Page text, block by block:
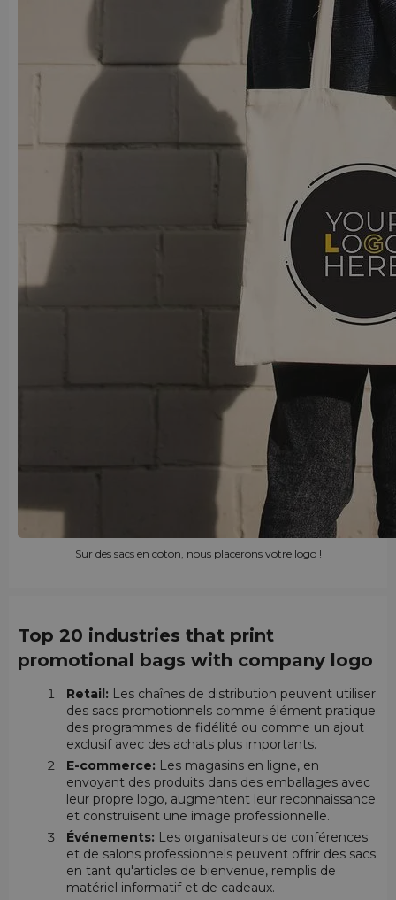
Sur des sacs en coton, nous placerons votre logo !
Top 20 industries that print
promotional bags with company logo
Retail: Les chaînes de distribution peuvent utiliser
des sacs promotionnels comme élément pratique
des programmes de fidélité ou comme un ajout
exclusif avec des achats plus importants.
E-commerce: Les magasins en ligne, en
envoyant des produits dans des emballages avec
leur propre logo, augmentent leur reconnaissance
et construisent une image professionnelle.
Événements: Les organisateurs de conférences
et de salons professionnels peuvent offrir des sacs
en tant qu'articles de bienvenue, remplis de
matériel informatif et de cadeaux.